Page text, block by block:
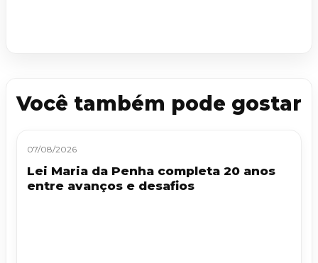
Você também pode gostar
07/08/2026
Lei Maria da Penha completa 20 anos
entre avanços e desafios